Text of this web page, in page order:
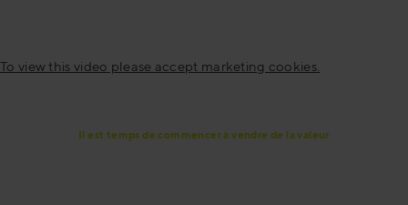
To view this video please accept marketing cookies.
Il est temps de commencer à vendre de la valeur